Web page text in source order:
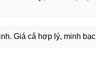
Giá cả hợp lý, minh